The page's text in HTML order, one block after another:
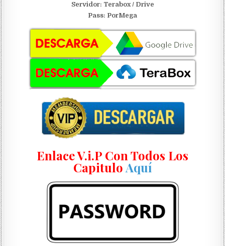
Servidor: Terabox / Drive
Pass: PorMega
Enlace V.i.P Con Todos Los
CapituloAquí